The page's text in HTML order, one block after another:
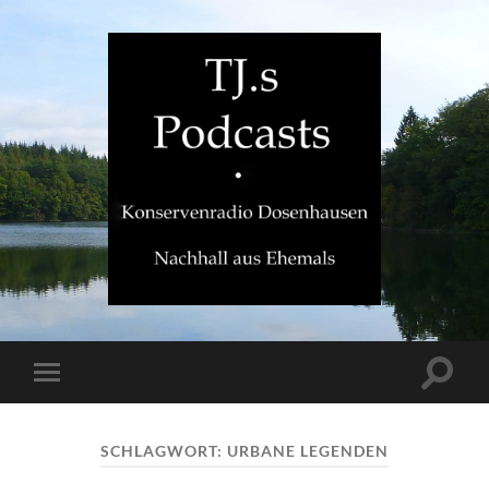
TJ.s
Mobile-
Menü
SCHLAGWORT: URBANE LEGENDEN